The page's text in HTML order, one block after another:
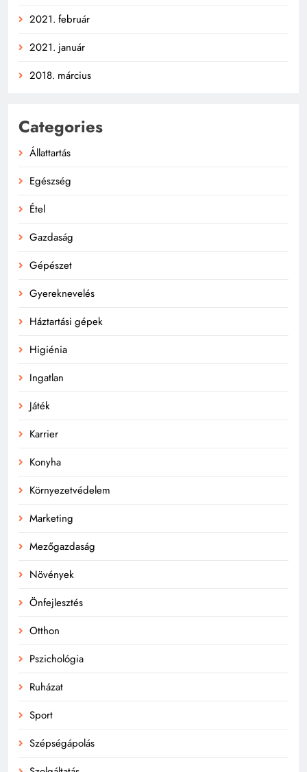
2021. február
2021. január
2018. március
Categories
Állattartás
Egészség
Étel
Gazdaság
Gépészet
Gyereknevelés
Háztartási gépek
Higiénia
Ingatlan
Játék
Karrier
Konyha
Környezetvédelem
Marketing
Mezőgazdaság
Növények
Önfejlesztés
Otthon
Pszichológia
Ruházat
Sport
Szépségápolás